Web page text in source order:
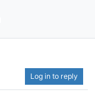
Log in to reply